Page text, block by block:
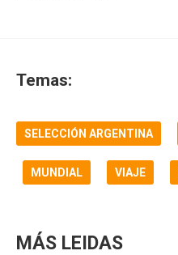
Temas:
SELECCIÓN ARGENTINA
MUNDIAL VIAJE
MÁS LEIDAS